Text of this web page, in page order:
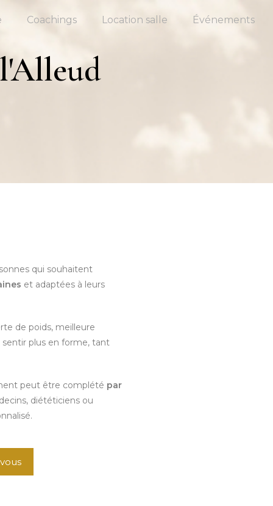
Coachings Location salle Événements
qui souhaitent
et adaptées à leurs
de poids, meilleure
plus en forme, tant
peut être complété par
diététiciens ou